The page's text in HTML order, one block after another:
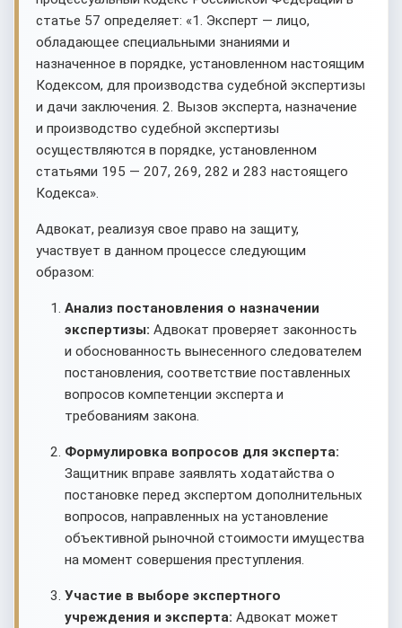
статье 57 определяет: «1. Эксперт — лицо,
обладающее специальными знаниями и
назначенное в порядке, установленном настоящим
Кодексом, для производства судебной экспертизы
и дачи заключения. 2. Вызов эксперта, назначение
и производство судебной экспертизы
осуществляются в порядке, установленном
статьями 195 — 207, 269, 282 и 283 настоящего
Кодекса».
Адвокат, реализуя свое право на защиту,
участвует в данном процессе следующим
образом:
Анализ постановления о назначении
экспертизы: Адвокат проверяет законность
и обоснованность вынесенного следователем
постановления, соответствие поставленных
вопросов компетенции эксперта и
требованиям закона.
Формулировка вопросов для эксперта:
Защитник вправе заявлять ходатайства о
постановке перед экспертом дополнительных
вопросов, направленных на установление
объективной рыночной стоимости имущества
на момент совершения преступления.
Участие в выборе экспертного
учреждения и эксперта: Адвокат может